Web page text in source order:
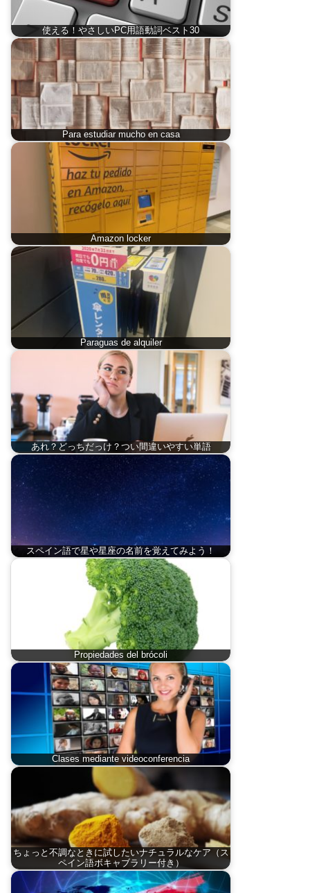
使える！やさしいPC用語動詞ベスト30
Para estudiar mucho en casa
Amazon locker
Paraguas de alquiler
あれ？どっちだっけ？つい間違いやすい単語
スペイン語で星や星座の名前を覚えてみよう！
Propiedades del brócoli
Clases mediante videoconferencia
ちょっと不調なときに試したいナチュラルなケア（ス
ペイン語ボキャブラリー付き）